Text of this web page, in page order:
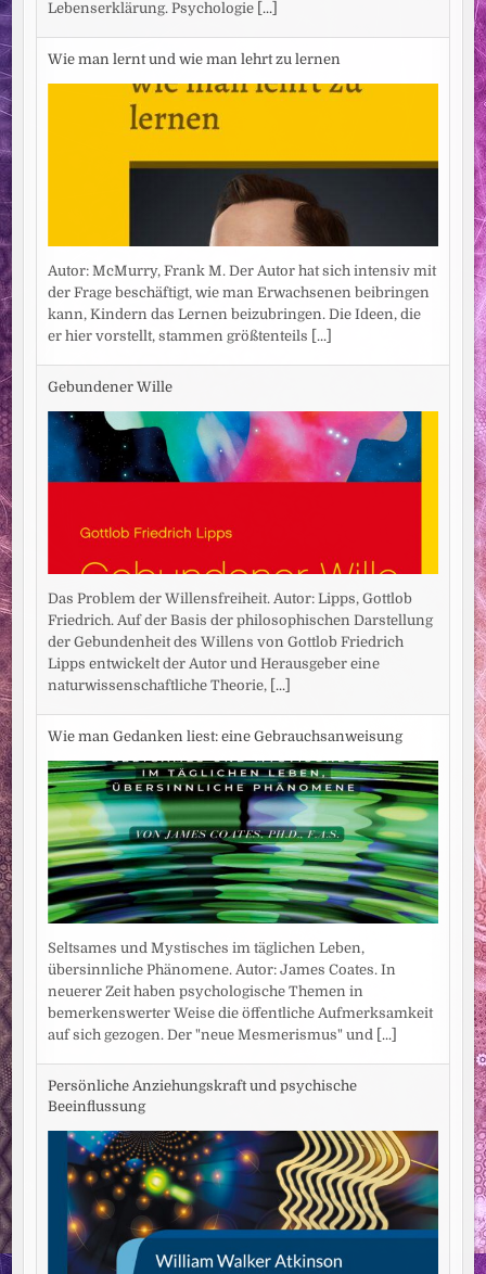
Lebenserklärung. Psychologie [...]
Wie man lernt und wie man lehrt zu lernen
Autor: McMurry, Frank M. Der Autor hat sich intensiv mit
der Frage beschäftigt, wie man Erwachsenen beibringen
kann, Kindern das Lernen beizubringen. Die Ideen, die
er hier vorstellt, stammen größtenteils
[...]
Gebundener Wille
Das Problem der Willensfreiheit. Autor: Lipps, Gottlob
Friedrich. Auf der Basis der philosophischen Darstellung
der Gebundenheit des Willens von Gottlob Friedrich
Lipps entwickelt der Autor und Herausgeber eine
naturwissenschaftliche Theorie,
[...]
Wie man Gedanken liest: eine Gebrauchsanweisung
Seltsames und Mystisches im täglichen Leben,
übersinnliche Phänomene. Autor: James Coates. In
neuerer Zeit haben psychologische Themen in
bemerkenswerter Weise die öffentliche Aufmerksamkeit
auf sich gezogen. Der "neue Mesmerismus" und
[...]
Persönliche Anziehungskraft und psychische
Beeinflussung